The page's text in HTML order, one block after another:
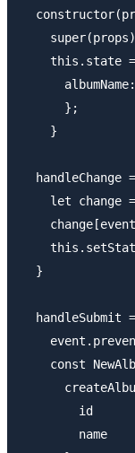
this.state
      };
    }
handleChange
let change
  }
handleSubmit
const
        id
        name